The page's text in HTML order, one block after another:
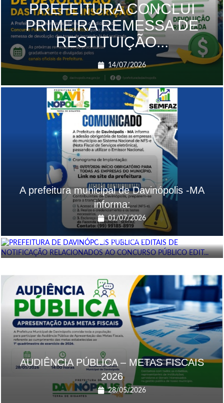
PREFEITURA CONCLUI
PRIMEIRA REMESSA DE
RESTITUIÇÃO...
14/07/2026
A prefeitura municipal de Davinópolis -MA
informa:
01/07/2026
PREFEITURA DE DAVINÓPOLIS PUBLICA
EDITAIS DE NOTIF...
16/06/2026
AUDIÊNCIA PÚBLICA – METAS FISCAIS
2026
28/05/2026